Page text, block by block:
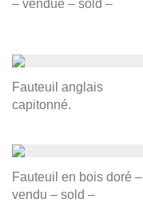
– vendue – sold –
Fauteuil anglais
capitonné.
Fauteuil en bois doré –
vendu – sold –